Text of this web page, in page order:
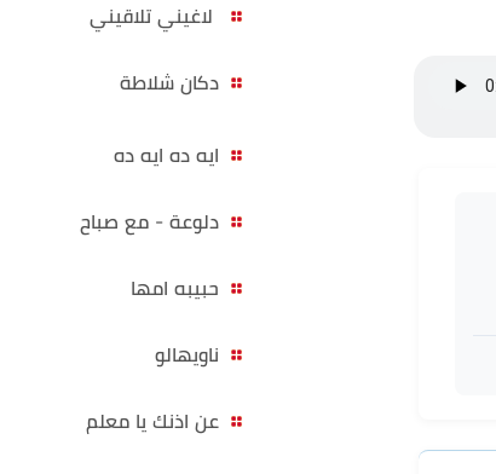
لاغيني تلاقيني
دكان شلاطة
ايه ده ايه ده
دلوعة - مع صباح
حبيبه امها
ناويهالو
عن اذنك يا معلم